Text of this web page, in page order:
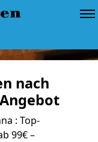
nach
: Top-
99€ –